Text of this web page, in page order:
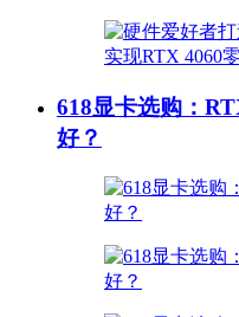
618显卡选购：
好？